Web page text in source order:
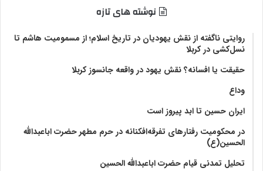
نوشته های تازه
روایتی ناگفته از نقش یهودیان در تاریخ اسلام؛ از مسمومیت هاشم تا
نسل‌کشی در کربلا
حقیقت یا افسانه؟‌ نقش یهود در واقعه جانسوز کربلا
وداع
ایران حسین تا ابد پیروز است
در محکومیت رفتارهای تفرقه‌افکنانه در حرم مطهر حضرت اباعبدالله
الحسین(ع)
تحلیل تمدنی قیام حضرت اباعبدالله الحسین